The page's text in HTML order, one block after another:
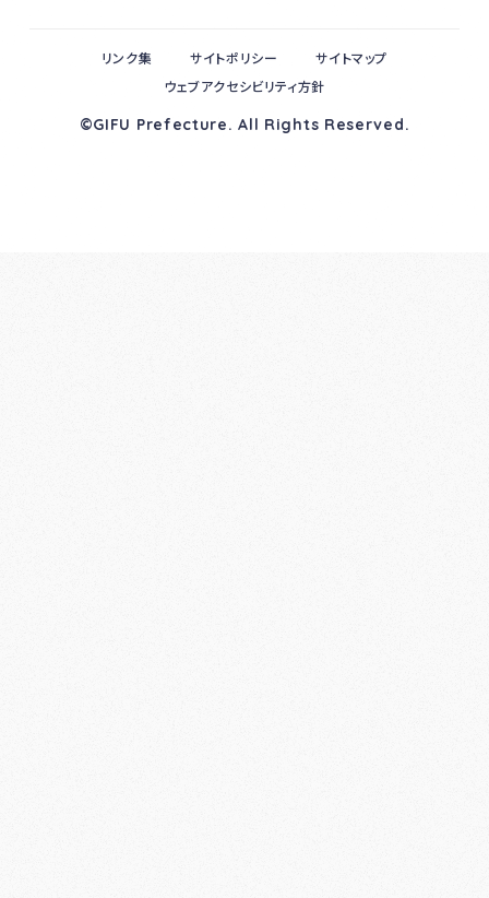
©GIFU Prefecture. All Rights Reserved.
リンク集 サイトポリシー
サイトマップ
ウェブアクセシビリティ方針